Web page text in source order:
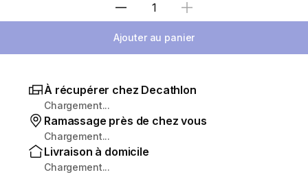
Sélectionnez la quantité
Ajouter au panier
À récupérer chez Decathlon
Chargement...
Ramassage près de chez vous
Chargement...
Livraison à domicile
Chargement...